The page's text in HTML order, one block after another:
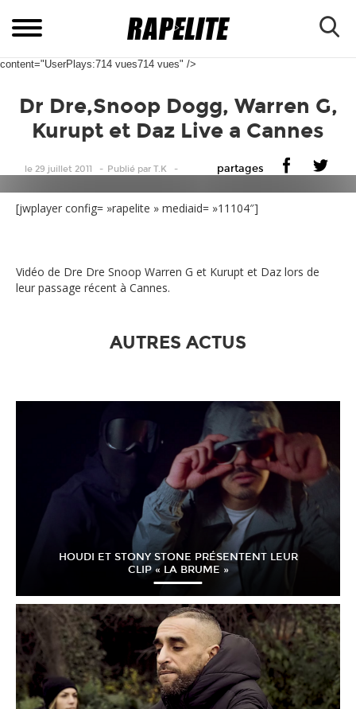
content="UserPlays:714 vues714 vues" />
Dr Dre,Snoop Dogg, Warren G,
Kurupt et Daz Live a Cannes
le 29 juillet 2011 Publiépar T.K partages
[jwplayer config= »rapelite » mediaid= »11104″]
Vidéo de Dre Dre Snoop Warren G et Kurupt et Daz lors de
leur passage récent à Cannes.
AUTRES ACTUS
HOUDI ET STONY STONE PRÉSENTENT LEUR
CLIP « LA BRUME »